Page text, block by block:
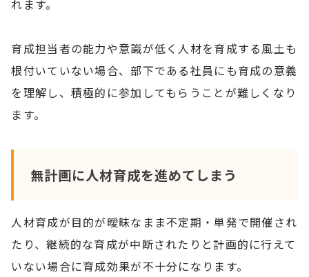
れます。
育成担当者の能力や意識が低く人材を育成する風土も
根付いていない場合、部下である社員にも育成の意義
を理解し、積極的に参加してもらうことが難しくなり
ます。
無計画に人材育成を進めてしまう
人材育成が目的が曖昧なまま不定期・単発で開催され
たり、継続的な育成が中断されたりと計画的に行えて
いない場合に育成効果が不十分になります。